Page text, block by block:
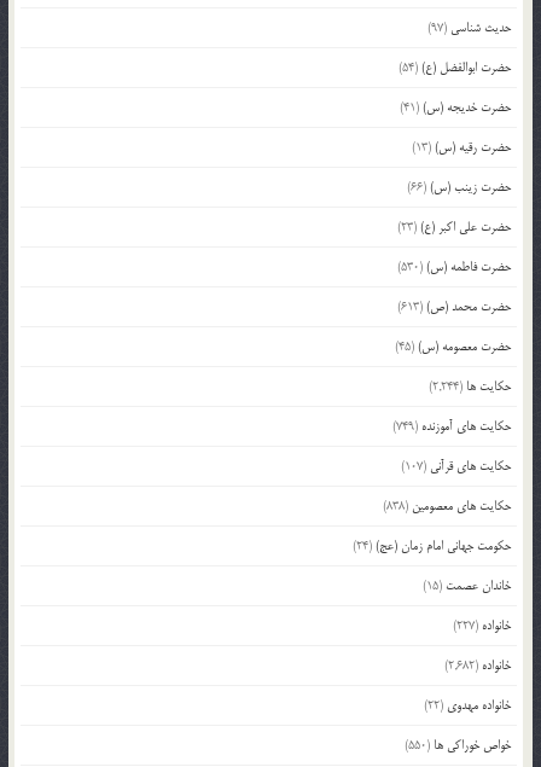
حدیث شناسی (97)
حضرت ابوالفضل (ع)(54)
حضرت خدیجه (س)(41)
حضرت رقیه (س)(13)
حضرت زینب (س)(66)
حضرت علی اکبر (ع)(23)
حضرت فاطمه (س)(530)
حضرت محمد (ص)(613)
حضرت معصومه (س)(45)
حکایت ها (2,244)
حکایت های آموزنده (749)
حکایت های قرآنی (107)
حکایت های معصومین (838)
حکومت جهانی امام زمان (عج)(24)
خاندان عصمت (15)
خانواده (227)
خانواده (2,682)
خانواده مهدوی (22)
خواص خوراکی ها (550)